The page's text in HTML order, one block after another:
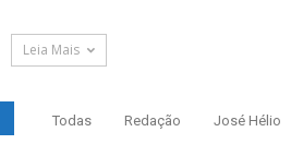
Leia Mais
Todas Redação José Hélio